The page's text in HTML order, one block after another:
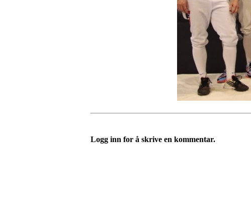
Logg inn for å skrive en kommentar.